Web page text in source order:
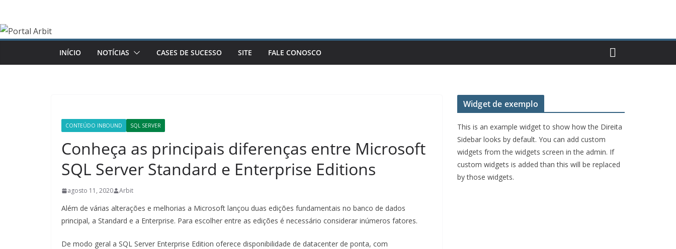
o
INÍCIO NOTÍCIAS CASES DE SUCESSO SITE FALE CONOSCO
CONTEÚDO INBOUND SQL SERVER
Conheça as principais diferenças entre Microsoft
SQL Server Standard e Enterprise Editions
agosto 11, 2020 Arbit
Além de várias alterações e melhorias a Microsoft lançou duas edições fundamentais no banco de dados
principal, a Standard e a Enterprise. Para escolher entre as edições é necessário considerar inúmeros fatores.
De modo geral a SQL Server Enterprise Edition oferece disponibilidade de datacenter de ponta, com
Widget de exemplo
This is an example widget to show how the Direita
Sidebar looks by default. You can add custom
widgets from the widgets screen in the admin. If
custom widgets is added than this will be replaced
by those widgets.